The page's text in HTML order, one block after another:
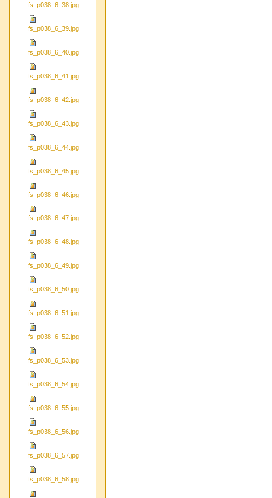
fs_p038_6_38.jpg
fs_p038_6_39.jpg
fs_p038_6_40.jpg
fs_p038_6_41.jpg
fs_p038_6_42.jpg
fs_p038_6_43.jpg
fs_p038_6_44.jpg
fs_p038_6_45.jpg
fs_p038_6_46.jpg
fs_p038_6_47.jpg
fs_p038_6_48.jpg
fs_p038_6_49.jpg
fs_p038_6_50.jpg
fs_p038_6_51.jpg
fs_p038_6_52.jpg
fs_p038_6_53.jpg
fs_p038_6_54.jpg
fs_p038_6_55.jpg
fs_p038_6_56.jpg
fs_p038_6_57.jpg
fs_p038_6_58.jpg